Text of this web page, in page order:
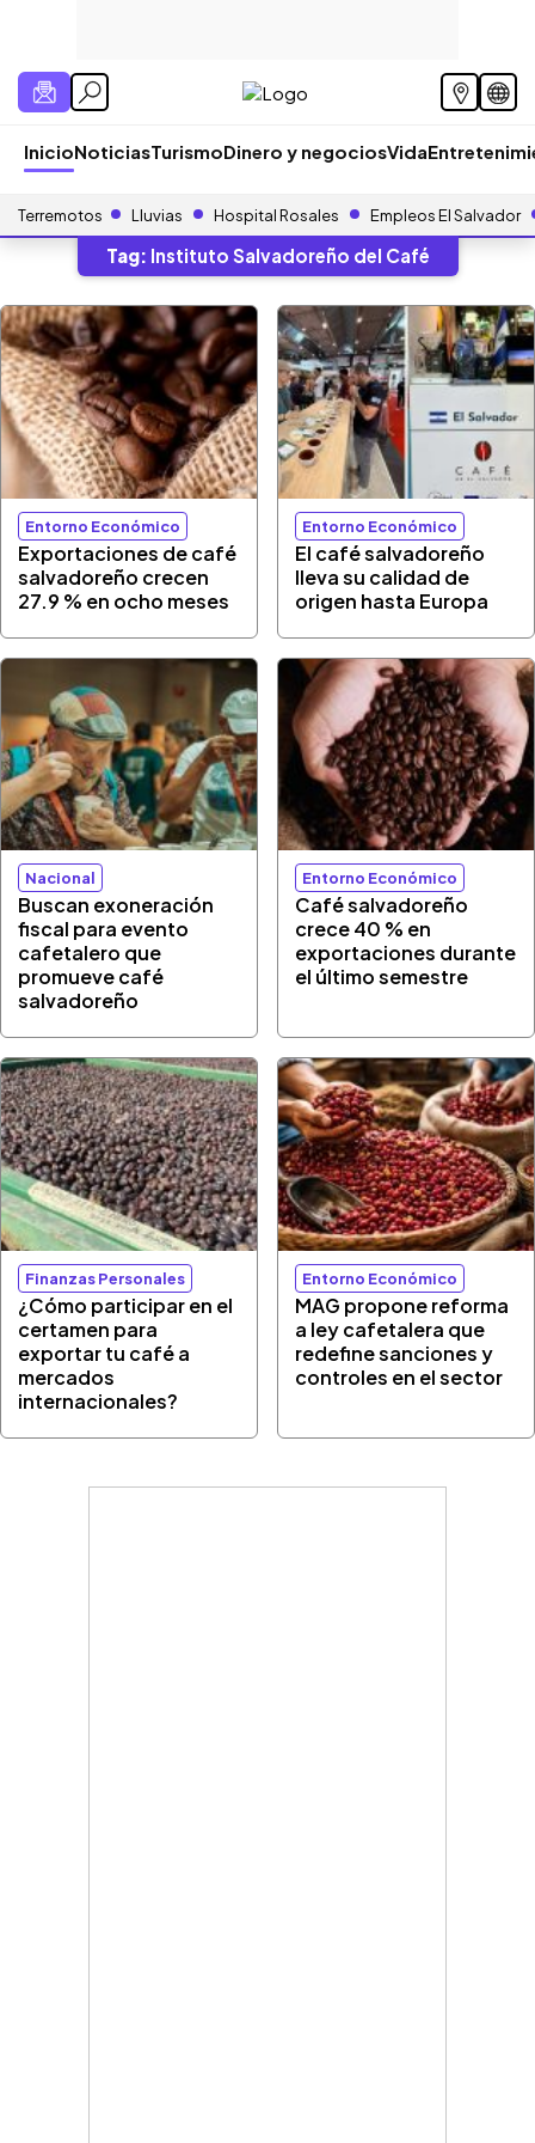
InicioNoticiasTurismoDinero y negociosVida
Terremotos Lluvias Hospital Rosales Empleos El Salvador
Tag: Instituto Salvadoreño del Café
Entorno Económico
Exportaciones de café
salvadoreño crecen
27.9 % en ocho meses
Entorno Económico
El café salvadoreño
lleva su calidad de
origen hasta Europa
Nacional
Buscan exoneración
fiscal para evento
cafetalero que
promueve café
salvadoreño
Entorno Económico
Café salvadoreño
crece 40 % en
exportaciones durante
el último semestre
Finanzas Personales
¿Cómo participar en el
certamen para
exportar tu café a
mercados
internacionales?
Entorno Económico
MAG propone reforma
a ley cafetalera que
redefine sanciones y
controles en el sector